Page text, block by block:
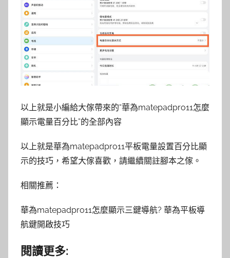
以上就是小編給大傢帶來的“華為matepadpro11怎麼
顯示電量百分比”的全部內容
以上就是華為matepadpro11平板電量設置百分比顯
示的技巧，希望大傢喜歡，請繼續關註腳本之傢。
相關推薦：
華為matepadpro11怎麼顯示三鍵導航? 華為平板導
航鍵開啟技巧
閱讀更多: